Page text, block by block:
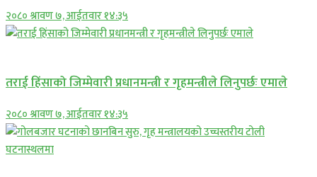
२०८० श्रावण ७, आईतवार १४:३५
तराई हिंसाको जिम्मेवारी प्रधानमन्त्री र गृहमन्त्रीले लिनुपर्छः एमाले
२०८० श्रावण ७, आईतवार १४:३५